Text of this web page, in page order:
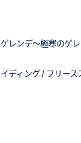
レンデ～極寒のゲ
ディング / フリース